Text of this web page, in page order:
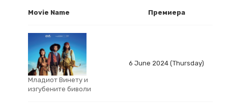
Movie Name Премиера
Младиот Винету и
изгубените биволи
6 June 2024 (Thursday)